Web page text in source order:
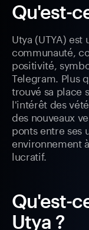
Qu'est-
Utya (UTYA)
communauté,
positivité,
Telegram. Plus
trouvé sa place
l'intérêt des
des nouveaux
ponts entre ses
environnement
lucratif.
Qu'est-
Utya ?